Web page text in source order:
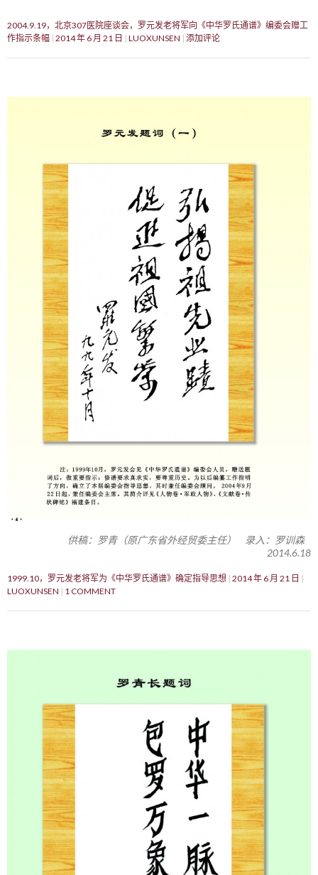
2004.9.19，北京307医院座谈会，罗元发老将军向《中华罗氏通谱》编委会赠工
作指示条幅 2014 年 6 月 21 日 LUOXUNSEN 添加评论
供稿：罗青（原广东省外经贸委主任） 录入：罗训森
2014.6.18
1999.10，罗元发老将军为《中华罗氏通谱》确定指导思想 2014 年 6 月 21 日
LUOXUNSEN
1 COMMENT